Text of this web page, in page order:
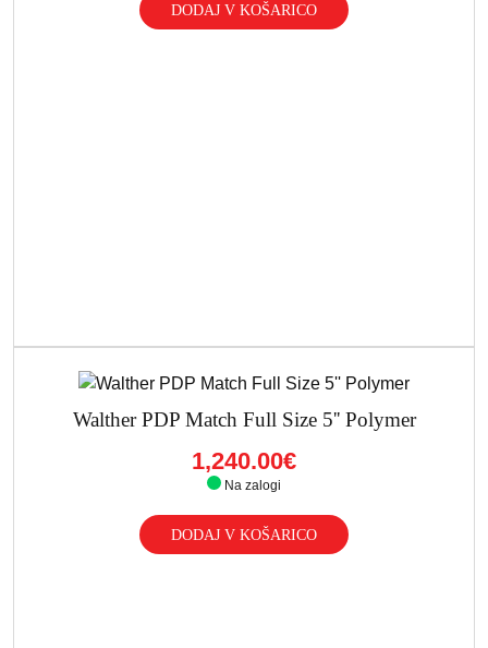
DODAJ V KOŠARICO
Walther PDP Match Full Size 5'' Polymer
1,240.00€
Na zalogi
DODAJ V KOŠARICO